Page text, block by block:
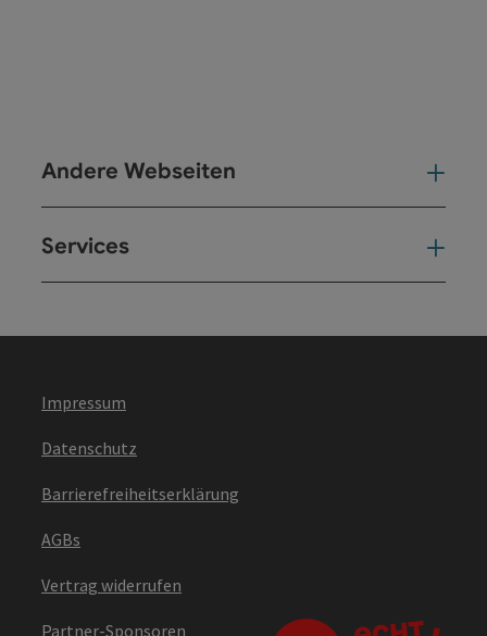
Andere Webseiten
Services
Impressum
Datenschutz
Barrierefreiheitserklärung
AGBs
Vertrag widerrufen
Partner-Sponsoren